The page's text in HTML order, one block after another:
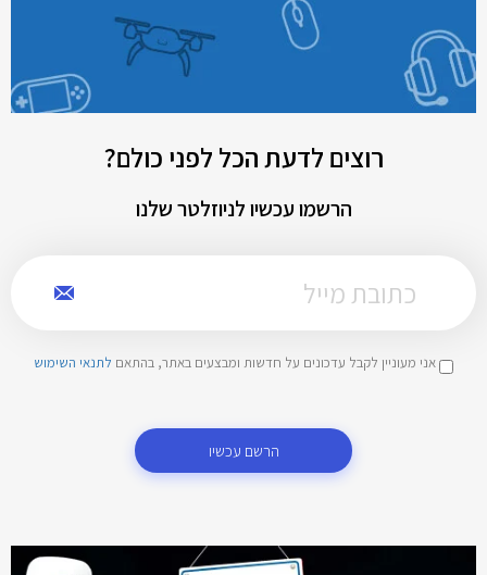
רוצים לדעת הכל לפני כולם?
הרשמו עכשיו לניוזלטר שלנו
אני מעוניין לקבל עדכונים על חדשות ומבצעים באתר, בהתאם לתנאי השימוש
הרשם עכשיו